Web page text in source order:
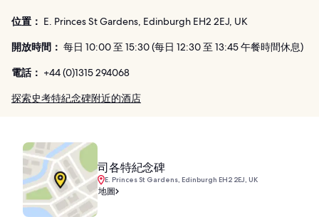
位置： E. Princes St Gardens, Edinburgh EH2 2EJ, UK
開放時間： 每日 10:00 至 15:30 (每日 12:30 至 13:45 午餐時間休息)
電話： +44 (0)1315 294068
探索史考特紀念碑附近的酒店
司各特紀念碑
E. Princes St Gardens, Edinburgh EH2 2EJ, UK
地圖